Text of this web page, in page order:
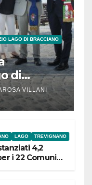
LAGO DI BRACCIANO
di
VILLANI
LAGO TREVIGNANO
4,2
i 22 Comuni